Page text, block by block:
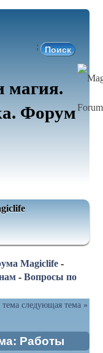
;
магия.
Форум
Magiclife -
-Вопросы по
следующая тема »
Работы